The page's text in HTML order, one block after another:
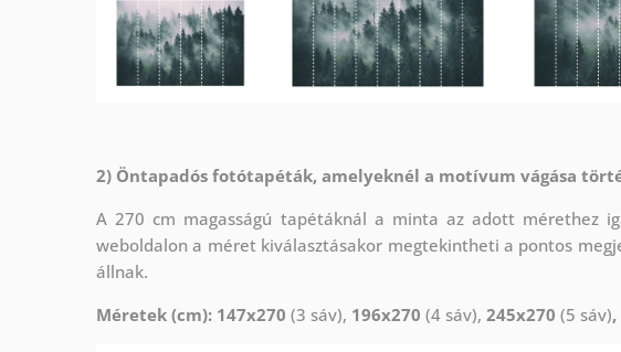
2) Öntapadós fotótapéták, amelyeknél a motívum vágása
A 270 cm magasságú tapétáknál a minta az adott mérethez
weboldalon a méret kiválasztásakor megtekintheti a pontos
állnak.
Méretek (cm): 147x270 (3 sáv), 196x270 (4 sáv), 245x270 (5 sáv)